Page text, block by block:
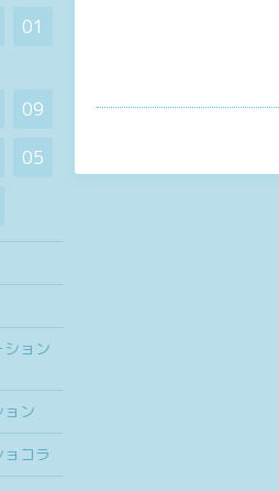
01
09
05
ョン
ン
コラ